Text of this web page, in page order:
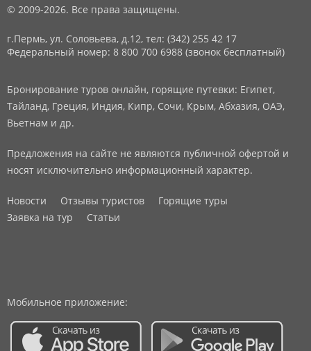
© 2009-2026. Все права защищены.
г.Пермь, ул. Соловьева, д.12, тел: (342) 255 42 17
Федеральный номер: 8 800 700 6988 (звонок бесплатный)
Бронирование туров онлайн, горящие путевки: Египет,
Тайланд, Греция, Индия, Кипр, Сочи, Крым, Абхазия, ОАЭ,
Вьетнам и др.
Предложения на сайте не являются публичной офертой и
носят исключительно информационный характер.
Новости Отзывы туристов
Горящие туры
Заявка на тур
Статьи
Мобильное приложение: